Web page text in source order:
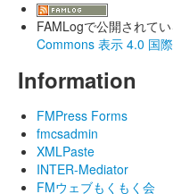
FAMLogで公開されて
Commons 表示 4.0 国
Information
FMPress Forms
fmcsadmin
XMLPaste
INTER-Mediator
FMウェブもくもく会